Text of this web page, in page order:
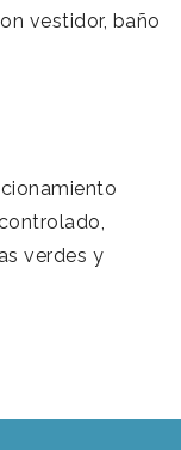
vestidor, baño
verdes y